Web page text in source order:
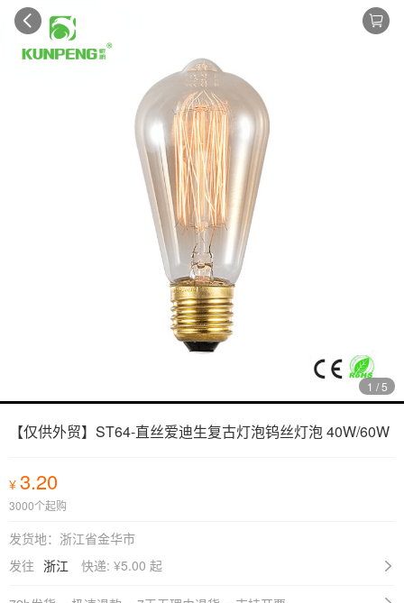
1 / 5
【仅供外贸】ST64-直丝爱迪生复古灯泡钨丝灯泡 40W/60W
¥ 3.20
3000个起购
发货地：浙江省金华市
发往 浙江 快递: ¥5.00 起